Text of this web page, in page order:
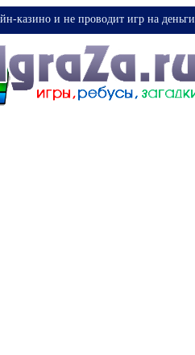
казино и не проводит игр на деньги